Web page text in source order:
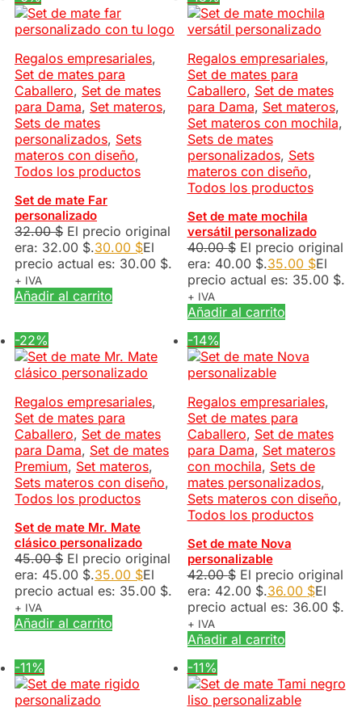
Regalos empresariales,
Set de mates para
Caballero, Set de mates
para Dama, Set materos,
Sets de mates
personalizados, Sets
materos con diseño,
Todos los productos
Set de mate Far
personalizado
32.00$ El precio original
era: 32.00 $.30.00 $El
precio actual es: 30.00 $.
+ IVA
Añadir al carrito
Regalos empresariales,
Set de mates para
Caballero, Set de mates
para Dama, Set materos,
Set materos con mochila,
Sets de mates
personalizados, Sets
materos con diseño,
Todos los productos
Set de mate mochila
versátil personalizado
40.00$ El precio original
era: 40.00 $.35.00 $El
precio actual es: 35.00 $.
+ IVA
Añadir al carrito
-22%
Regalos empresariales,
Set de mates para
Caballero, Set de mates
para Dama, Set de mates
Premium, Set materos,
Sets materos con diseño,
Todos los productos
Set de mate Mr. Mate
clásico personalizado
45.00$ El precio original
era: 45.00 $.35.00 $El
precio actual es: 35.00 $.
+ IVA
Añadir al carrito
-14%
Regalos empresariales,
Set de mates para
Caballero, Set de mates
para Dama, Set materos
con mochila, Sets de
mates personalizados,
Sets materos con diseño,
Todos los productos
Set de mate Nova
personalizable
42.00$ El precio original
era: 42.00 $.36.00 $El
precio actual es: 36.00 $.
+ IVA
Añadir al carrito
-11%
-11%